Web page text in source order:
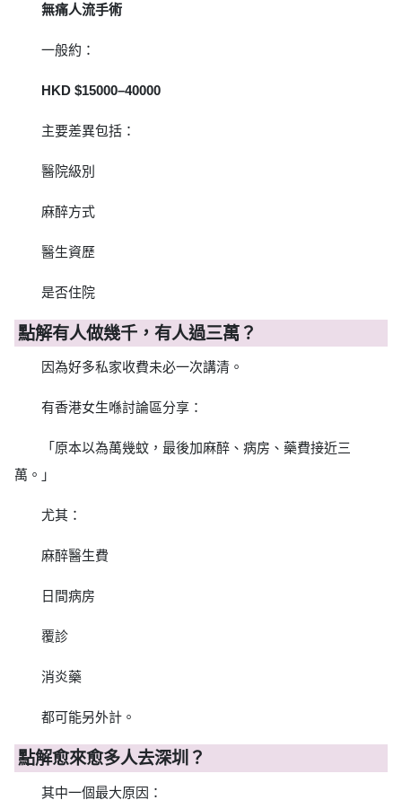
無痛人流手術
一般約：
HKD $15000–40000
主要差異包括：
醫院級別
麻醉方式
醫生資歷
是否住院
點解有人做幾千，有人過三萬？
因為好多私家收費未必一次講清。
有香港女生喺討論區分享：
「原本以為萬幾蚊，最後加麻醉、病房、藥費接近三
萬。」
尤其：
麻醉醫生費
日間病房
覆診
消炎藥
都可能另外計。
點解愈來愈多人去深圳？
其中一個最大原因：